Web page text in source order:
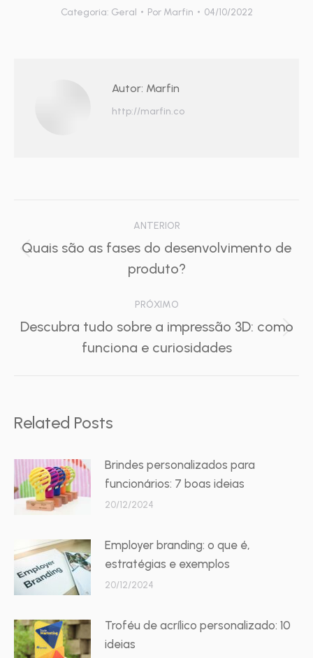
janela) janela)
Categoria: Geral Por Marfin 04/10/2022
Autor: Marfin
http://marfin.co
de
ANTERIOR
Post
anterior:
Quais são as fases do desenvolvimento de
produto?
PRÓXIMO
Próximo
post:
Descubra tudo sobre a impressão 3D: como
funciona e curiosidades
Related Posts
Brindes personalizados para
funcionários: 7 boas ideias
20/12/2024
Employer branding: o que é,
estratégias e exemplos
20/12/2024
Troféu de acrílico personalizado: 10
ideias